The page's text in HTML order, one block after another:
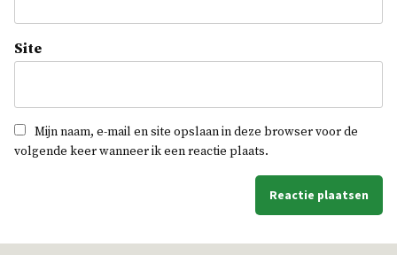
Site
Mijn naam, e-mail en site opslaan in deze browser voor de
volgende keer wanneer ik een reactie plaats.